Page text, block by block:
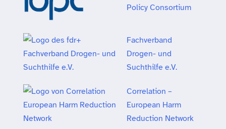
Policy Consortium
Fachverband
Drogen- und
Suchthilfe e.V.
Correlation –
European Harm
Reduction Network